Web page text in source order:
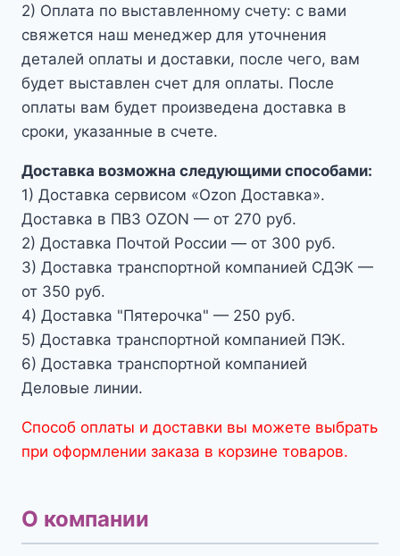
2) Оплата по выставленному счету: с вами
свяжется наш менеджер для уточнения
деталей оплаты и доставки, после чего, вам
будет выставлен счет для оплаты. После
оплаты вам будет произведена доставка в
сроки, указанные в счете.
Доставка возможна следующими способами:
1) Доставка сервисом «Ozon Доставка».
Доставка в ПВЗ OZON — от 270 руб.
2) Доставка Почтой России — от 300 руб.
3) Доставка транспортной компанией СДЭК —
от 350 руб.
4) Доставка "Пятерочка" — 250 руб.
5) Доставка транспортной компанией ПЭК.
6) Доставка транспортной компанией
Деловые линии.
Способ оплаты и доставки вы можете выбрать
при оформлении заказа в корзине товаров.
О компании